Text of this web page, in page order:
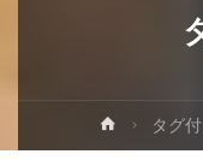
タグ